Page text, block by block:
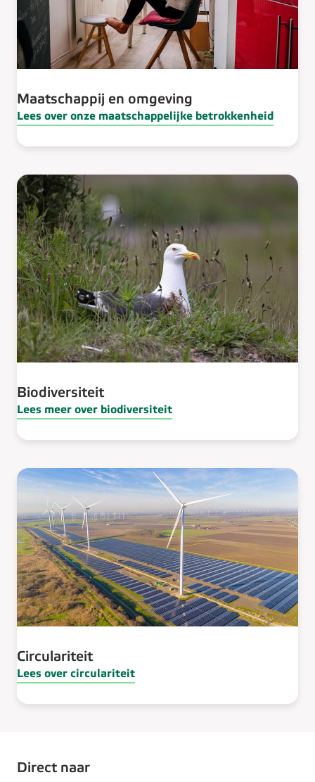
Maatschappij en omgeving​
Lees over onze maatschappelijke betrokkenheid​
Biodiversiteit​
Lees meer over biodiversiteit​
Circulariteit​
Lees over circulariteit​
Direct naar